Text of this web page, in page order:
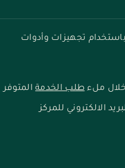
باستخدام تجهيزات وأدوات
خلال ملءطلب الخدمةالمتوفر
الالكتروني للمركز